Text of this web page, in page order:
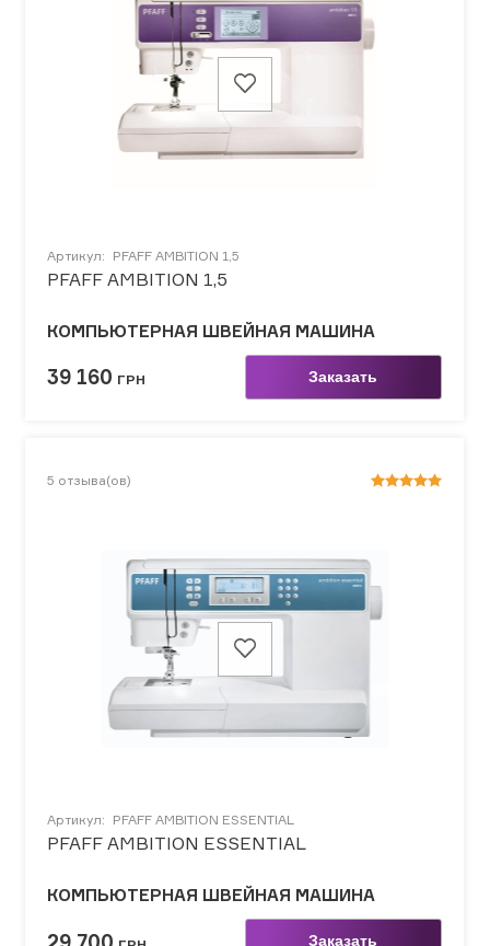
Артикул: PFAFF AMBITION 1,5
PFAFF AMBITION 1,5
КОМПЬЮТЕРНАЯ ШВЕЙНАЯ МАШИНА
39 160 ГРН Заказать
5 отзыва(ов)
Артикул: PFAFF AMBITION ESSENTIAL
PFAFF AMBITION ESSENTIAL
КОМПЬЮТЕРНАЯ ШВЕЙНАЯ МАШИНА
Заказать